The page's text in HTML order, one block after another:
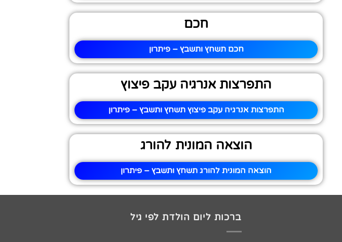
חכם
חכם תשחץ ותשבץ – פיתרון
התפרצות אנרגיה עקב פיצוץ
התפרצות אנרגיה עקב פיצוץ תשחץ ותשבץ – פיתרון
הוצאה המונית להורג
הוצאה המונית להורג תשחץ ותשבץ – פיתרון
ברכות ליום הולדת לפי גיל